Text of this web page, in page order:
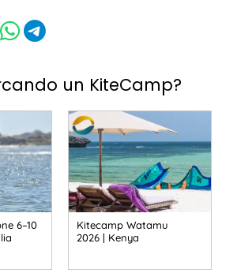
un KiteCamp?
6–10
Kitecamp Watamu
2026 | Kenya